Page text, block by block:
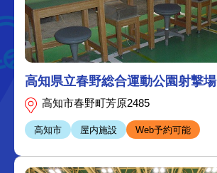
高知県立春野総合運動公園射撃場
高知市春野町芳原2485
高知市 屋内施設 Web予約可能